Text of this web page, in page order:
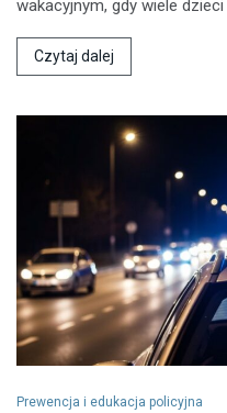
wakacyjnym, gdy wiele
Czytaj dalej
Prewencja i edukacja policyjna